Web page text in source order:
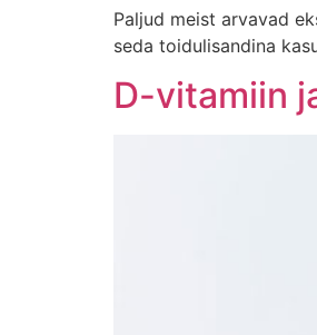
Paljud meist arvavad
seda toidulisandina
D-vitamiin